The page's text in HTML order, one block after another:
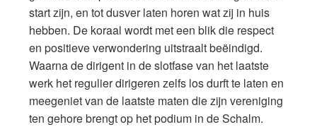
start zijn, en tot dusver laten horen wat zij in huis
hebben. De koraal wordt met een blik die respect
en positieve verwondering uitstraalt beëindigd.
Waarna de dirigent in de slotfase van het laatste
werk het regulier dirigeren zelfs los durft te laten en
meegeniet van de laatste maten die zijn vereniging
ten gehore brengt op het podium in de Schalm.